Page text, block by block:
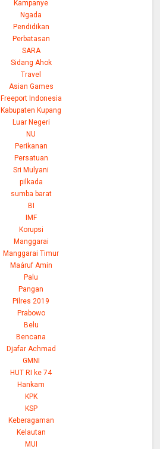
Kampanye
Ngada
Pendidikan
Perbatasan
SARA
Sidang Ahok
Travel
Asian Games
Freeport Indonesia
Kabupaten Kupang
Luar Negeri
NU
Perikanan
Persatuan
Sri Mulyani
pilkada
sumba barat
BI
IMF
Korupsi
Manggarai
Manggarai Timur
Maáruf Amin
Palu
Pangan
Pilres 2019
Prabowo
Belu
Bencana
Djafar Achmad
GMNI
HUT RI ke 74
Hankam
KPK
KSP
Keberagaman
Kelautan
MUI